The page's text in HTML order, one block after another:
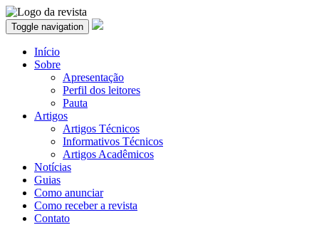
Toggle navigation
Início
Sobre
Apresentação
Perfil dos leitores
Pauta
Artigos
Artigos Técnicos
Informativos Técnicos
Artigos Acadêmicos
Notícias
Guias
Como anunciar
Como receber a revista
Contato